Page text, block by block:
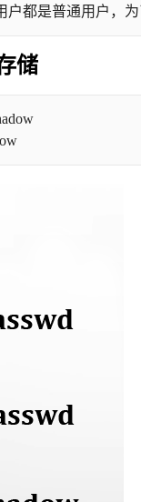
户都是普通用户，为
储